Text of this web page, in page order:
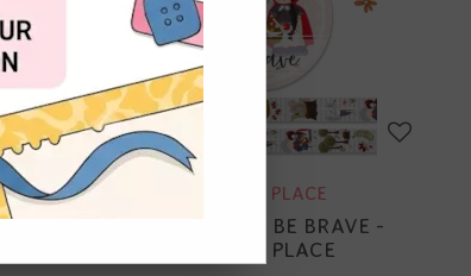
MEMORY PLACE
WASHI TAPE - BE BRAVE -
MEMORY PLACE